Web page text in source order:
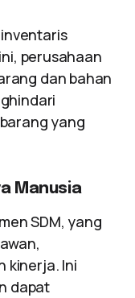
perusahaan
dan bahan
yang
Manusia
SDM, yang
kinerja. Ini
dapat